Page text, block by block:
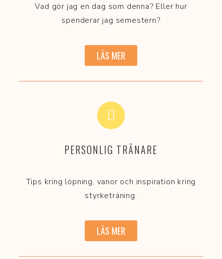
Vad gör jag en dag som denna? Eller hur
spenderar jag semestern?
LÄS MER
PERSONLIG TRÄNARE
Tips kring löpning, vanor och inspiration kring
styrketräning.
LÄS MER